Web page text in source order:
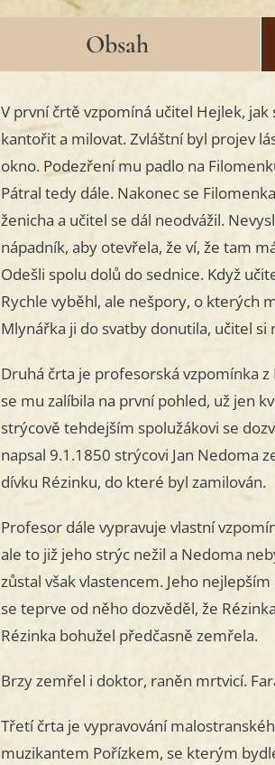
Obsah
V první črtě vzpomíná učitel Hejlek,
kantořit a milovat. Zvláštní byl projev
okno. Podezření mu padlo na
Pátral tedy dále. Nakonec se
ženicha a učitel se dál neodvážil.
nápadník, aby otevřela, že ví, že tam
Odešli spolu dolů do sednice. Když
Rychle vyběhl, ale nešpory, o kterých
Mlynářka ji do svatby donutila, učitel
Druhá črta je profesorská vzpomínka
se mu zalíbila na první pohled, už jen
strýcově tehdejším spolužákovi se
napsal 9.1.1850 strýcovi Jan Nedoma
dívku Rézinku, do které byl zamilován.
Profesor dále vypravuje vlastní
ale to již jeho strýc nežil a Nedoma
zůstal však vlastencem. Jeho
se teprve od něho dozvěděl, že
Rézinka bohužel předčasně zemřela.
Brzy zemřel i doktor, raněn mrtvicí.
Třetí črta je vypravování
muzikantem Pořízkem, se kterým